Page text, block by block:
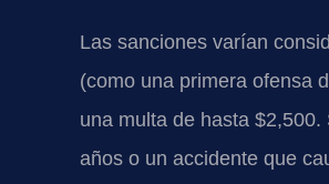
Las sanciones varían
(como una primera ofensa
una multa de hasta
años o un accidente que